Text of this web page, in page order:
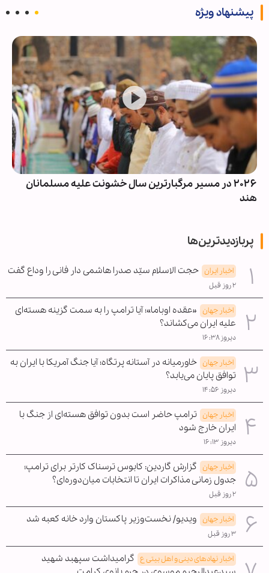
پیشنهاد ویژه
۲۰۲۶ در مسیر مرگبارترین سال خشونت علیه مسلمانان
هند
پربازدیدترین‌ها
اخبار ایران حجت الاسلام سیّد صدرا هاشمی دار فانی را وداع گفت
۲ روز قبل
اخبار جهان «عقده اوباما»؛ آیا ترامپ را به سمت گزینه هسته‌ای
علیه ایران می‌کشاند؟
دیروز ۱۶:۳۸
اخبار جهان خاورمیانه در آستانه پرتگاه؛ آیا جنگ آمریکا با ایران به
توافق پایان می‌یابد؟
دیروز ۱۴:۵۶
اخبار جهان ترامپ حاضر است بدون توافق هسته‌ای از جنگ با
ایران خارج شود
دیروز ۱۶:۱۳
اخبار جهان گزارش گاردین: کابوس ترسناک کارتر برای ترامپ؛
جدول زمانی مذاکرات ایران تا انتخابات میان‌دوره‌ای؟
۲ روز قبل
اخبار جهان ویدیو/ نخست‌وزیر پاکستان وارد خانه کعبه شد
۳ روز قبل
اخبار نهادهای دینی و اهل بیتی ع گرامیداشت سپهبد شهید